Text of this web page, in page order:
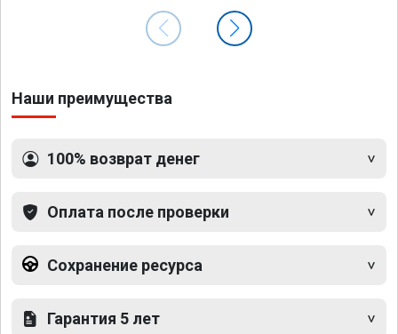
Наши преимущества
100% возврат денег
Оплата после проверки
Сохранение ресурса
Гарантия 5 лет